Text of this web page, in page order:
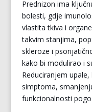
Prednizon ima
bolesti, gdje
vlastita tkiva i
takvim stanjima,
skleroze i
kako bi modulirao i
Reduciranjem
simptoma,
funkcionalnosti